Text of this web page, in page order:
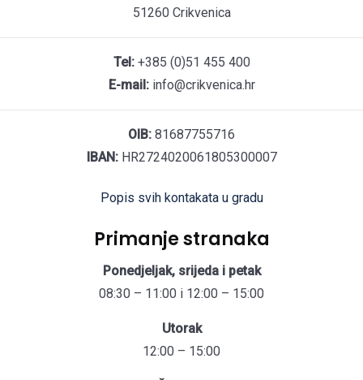
51260 Crikvenica
Tel:+385 (0)51 455 400
E-mail:info@crikvenica.hr
OIB: 81687755716
IBAN:HR2724020061805300007
Popis svih kontakata u gradu
Primanje stranaka
Ponedjeljak, srijeda i petak
08:30 – 11:00 i 12:00 – 15:00
Utorak
12:00 – 15:00